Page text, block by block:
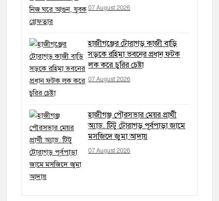
07 August 2026
হাজীগঞ্জের টোরাগড় কাজী বাড়ি
সড়কে রহিমা ভবনের প্রধান ফটক
লক করে চুরির চেষ্টা
07 August 2026
হাজীগঞ্জ পৌরসভার মেয়র প্রার্থী
অ্যাড. টিটু টোরাগড় পূর্বপাড়া জামে
মসজিদে জুমা আদায়
07 August 2026